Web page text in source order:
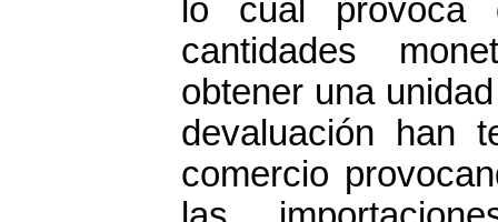
lo cual provoca
cantidades
obtener una
devaluación han
comercio